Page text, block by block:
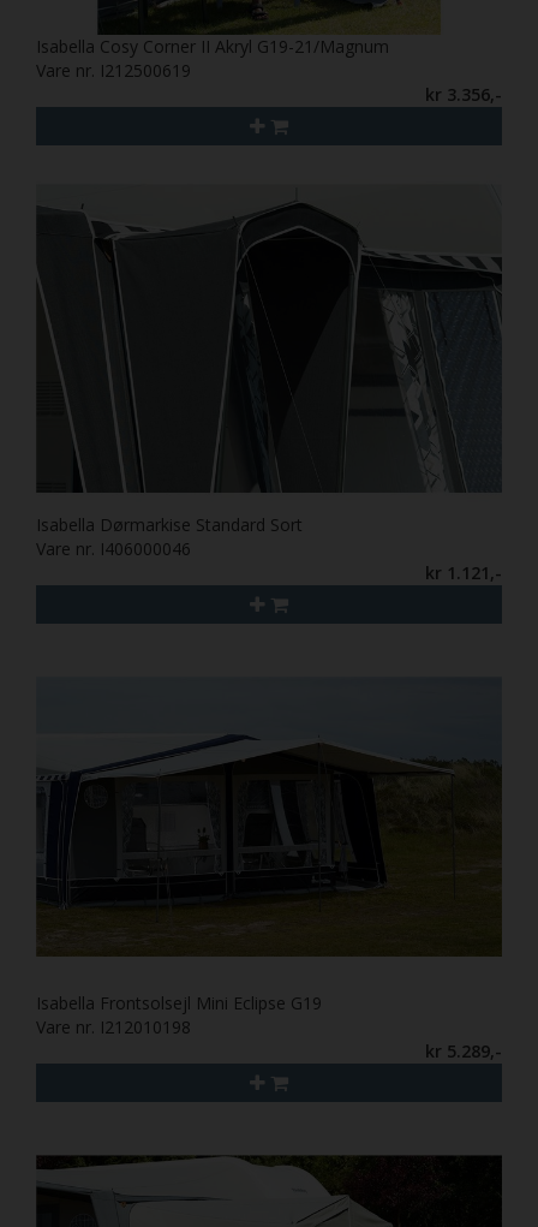
Isabella Cosy Corner II Akryl G19-21/Magnum
Vare nr. I212500619
kr 3.356,-
Isabella Dørmarkise Standard Sort
Vare nr. I406000046
kr 1.121,-
Isabella Frontsolsejl Mini Eclipse G19
Vare nr. I212010198
kr 5.289,-